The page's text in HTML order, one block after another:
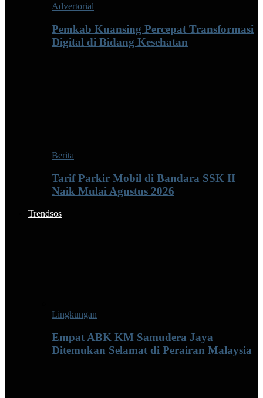
Advertorial
Pemkab Kuansing Percepat Transformasi
Digital di Bidang Kesehatan
Berita
Tarif Parkir Mobil di Bandara SSK II
Naik Mulai Agustus 2026
Trendsos
Lingkungan
Empat ABK KM Samudera Jaya
Ditemukan Selamat di Perairan Malaysia